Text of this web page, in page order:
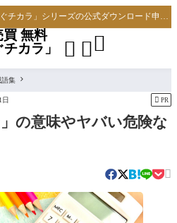
厳選した無料EA・FX自動売買「稼ぐチカラ」シリーズの公式ダウンロード申し込みサイト
無料
カラ」
 
集
日  PR
の意味やヤバい危険な
